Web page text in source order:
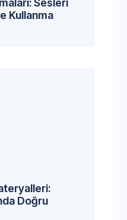
Sesleri
Kullanma
Doğru